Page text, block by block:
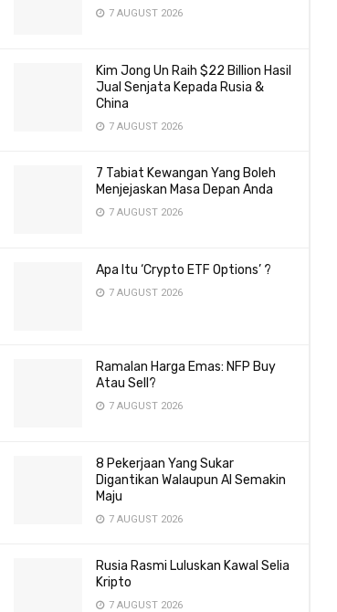
7 AUGUST 2026
Kim Jong Un Raih $22 Billion Hasil
Jual Senjata Kepada Rusia &
China
7 AUGUST 2026
7 Tabiat Kewangan Yang Boleh
Menjejaskan Masa Depan Anda
7 AUGUST 2026
Apa Itu ‘Crypto ETF Options’ ?
7 AUGUST 2026
Ramalan Harga Emas: NFP Buy
Atau Sell?
7 AUGUST 2026
8 Pekerjaan Yang Sukar
Digantikan Walaupun AI Semakin
Maju
7 AUGUST 2026
Rusia Rasmi Luluskan Kawal Selia
Kripto
7 AUGUST 2026